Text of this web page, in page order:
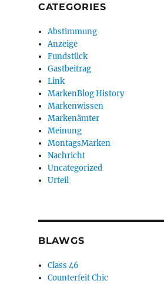
CATEGORIES
Abstimmung
Anzeige
Fundstück
Gastbeitrag
Link
MarkenBlog History
Markenwissen
Markenämter
Meinung
MontagsMarken
Nachricht
Uncategorized
Urteil
BLAWGS
Class 46
Counterfeit Chic